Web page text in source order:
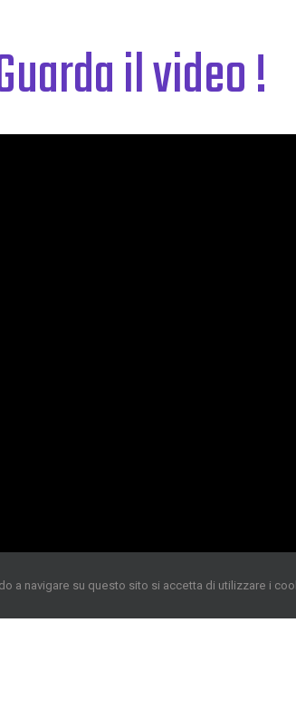
il video !
a navigare su questo sito si accetta di utilizzare i